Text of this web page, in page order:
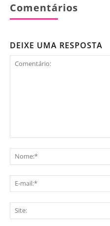
Comentários
DEIXE UMA RESPOSTA